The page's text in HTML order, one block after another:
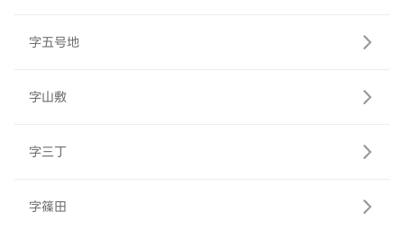
字五号地
字山敷
字三丁
字篠田